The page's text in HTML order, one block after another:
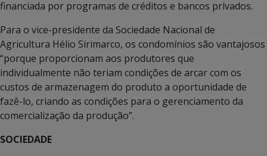
financiada por programas de créditos e bancos privados.
Para o vice-presidente da Sociedade Nacional de
Agricultura Hélio Sirimarco, os condomínios são vantajosos
“porque proporcionam aos produtores que
individualmente não teriam condições de arcar com os
custos de armazenagem do produto a oportunidade de
fazê-lo, criando as condições para o gerenciamento da
comercialização da produção”.
SOCIEDADE